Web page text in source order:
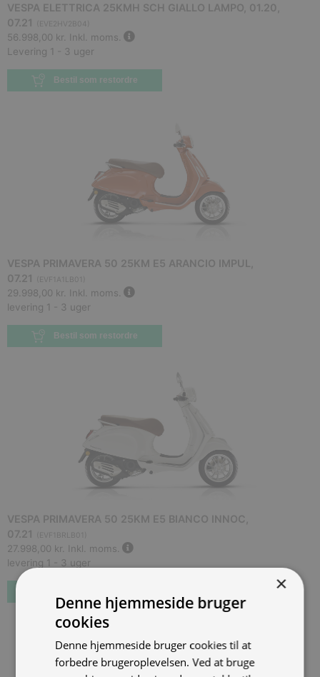
VESPA ELETTRICA 25KMH SCH GIALLO LAMPO, 01.20,
07.21
EVE2HV2B04
56.998,00 kr. Inkl. moms.
Levering 1 - 3 uger
Bestil som restordre
VESPA PRIMAVERA 50 25KM E5 ARANCIO IMPUL,
07.21
EVF1A1LB01
29.998,00 kr. Inkl. moms.
levering 1 - 3 uger
Bestil som restordre
VESPA PRIMAVERA 50 25KM E5 BIANCO INNOC,
07.21
EVF1BRLB01
27.998,00 kr. Inkl. moms.
levering 1 - 3 uger
×
Denne hjemmeside bruger
cookies
Denne hjemmeside bruger cookies til at
forbedre brugeroplevelsen. Ved at bruge